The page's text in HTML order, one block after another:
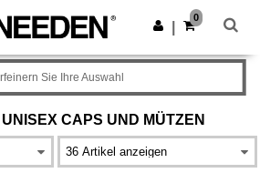
in der App!
App holen
0
CAPS UND MÜTZEN
Sie Ihre Auswahl